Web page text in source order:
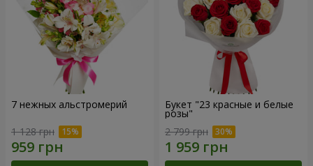
7 нежных альстромерий
1 128 грн
Букет "23 красные и белые
розы"
2 799 грн